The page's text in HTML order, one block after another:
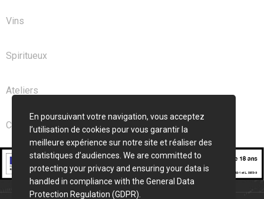
Vins
Spiritueux
Ateliers
Club
En poursuivant votre navigation, vous acceptez
l’utilisation de cookies pour vous garantir la
meilleure expérience sur notre site et réaliser des
statistiques d’audiences. We are committed to
protecting your privacy and ensuring your data is
handled in compliance with the General Data
Protection Regulation (GDPR)